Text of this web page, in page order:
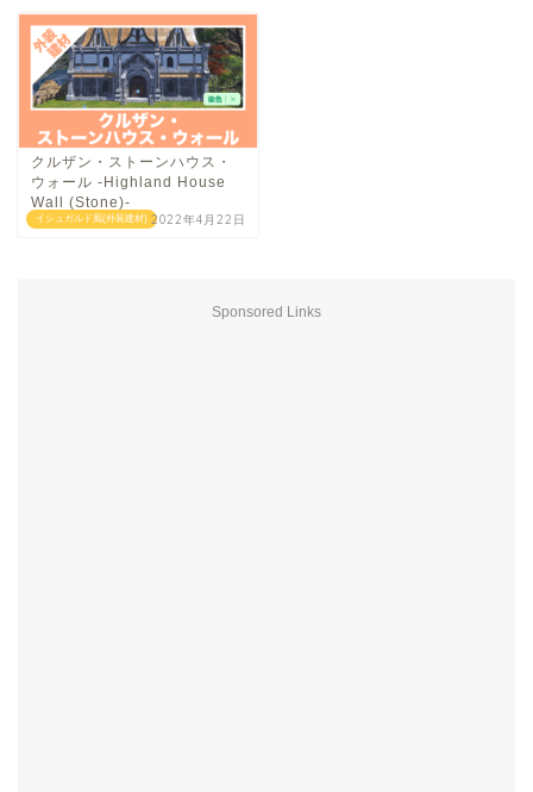
イシュガルド風(外装建材)
クルザン・ストーンハウス・
ウォール -Highland House
Wall (Stone)-
2022年4月22日
Sponsored Links